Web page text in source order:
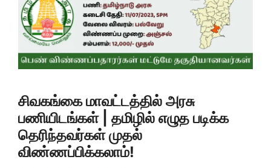
சிவகங்கை மாவட்டத்தில் அரசு
பணியிடங்கள் | தமிழில் எழுத படிக்க
தெரிந்தவர்கள் முதல்
விண்ணப்பிக்கலாம்!